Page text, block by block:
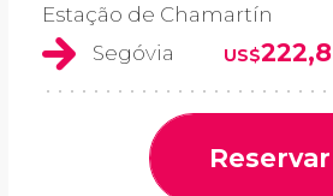
Estação de Chamartín
Segóvia
US$222,8
Reservar